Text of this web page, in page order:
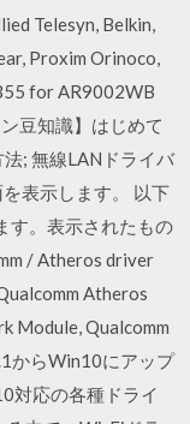
Telesyn, Belkin,
Proxim Orinoco,
for AR9002WB
豆知識】はじめて
; 無線LANドライバ
表示します。 以下
す。表示されたもの
/ Atheros driver
Atheros
Module, Qualcomm
からWin10にアップ
対応の各種ドライ